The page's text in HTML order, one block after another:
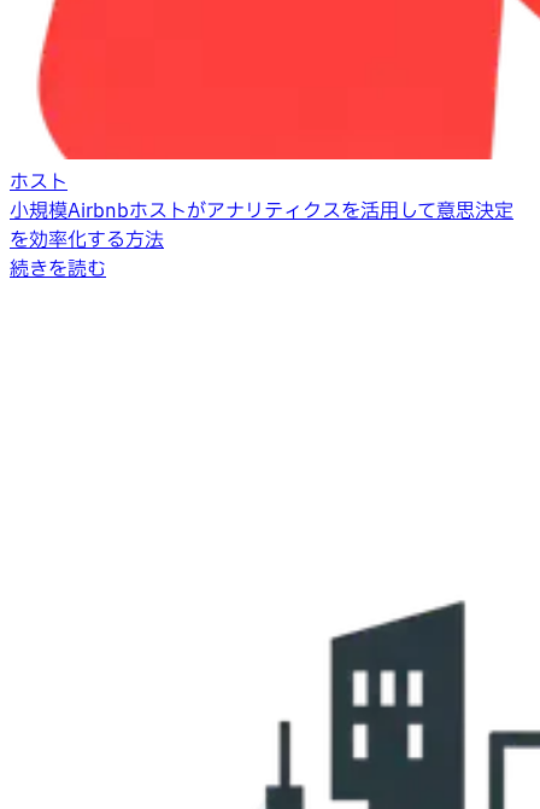
ホスト
小規模Airbnbホストがアナリティクスを活用して意思決定
を効率化する方法
続きを読む